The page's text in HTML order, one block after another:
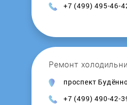
LINE
LOFRA
Longran
+7 (499) 495-46-
Ремонт
проспект
+7 (499) 490-42-